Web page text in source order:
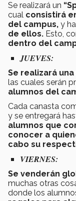
Se realizará un
cual consistirá
del campus, y
de ellos. Esto,
dentro del
JUEVES:
Se realizará
las cuales serán
alumnos del
Cada canasta
y se entregará
alumnos que
conocer a
cabo su
VIERNES:
Se venderán
muchas otras
donde los